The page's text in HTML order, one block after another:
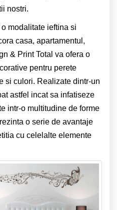
nostri.
modalitate ieftina si
casa, apartamentul,
& Print Total va ofera o
pentru perete
si culori. Realizate dintr-un
astfel incat sa infatiseze
intr-o multitudine de forme
o serie de avantaje
cu celelalte elemente